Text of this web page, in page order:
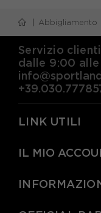
Abbigliamento
Servizio
dalle 9:00 alle
LINK UTILI
IL MIO